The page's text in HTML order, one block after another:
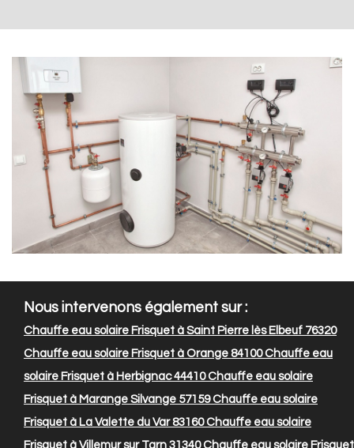
Nous intervenons également sur :
Chauffe eau solaire Frisquet à Saint Pierre lès Elbeuf 76320
Chauffe eau solaire Frisquet à Orange 84100Chauffe eau
solaire Frisquet à Herbignac 44410Chauffe eau solaire
Frisquet à Marange Silvange 57159Chauffe eau solaire
Frisquet à La Valette du Var 83160Chauffe eau solaire
Frisquet à Villemur sur Tarn 31340Chauffe eau solaire Frisquet